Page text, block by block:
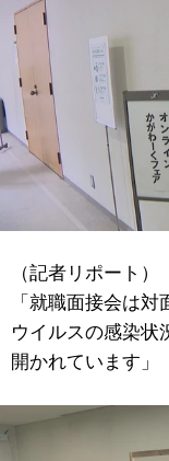
（記者リポート）
「就職面接会は
ウイルスの感染状
開かれています」